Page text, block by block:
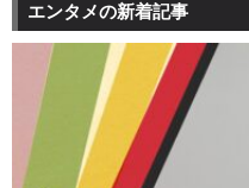
エンタメの新着記事